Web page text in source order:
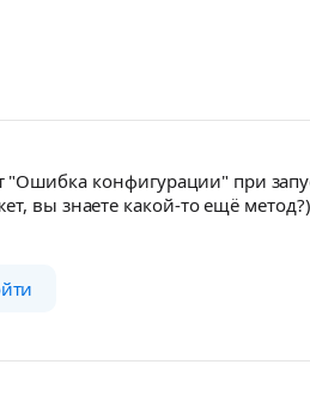
"Ошибка конфигурации" при
вы знаете какой-то ещё метод?)